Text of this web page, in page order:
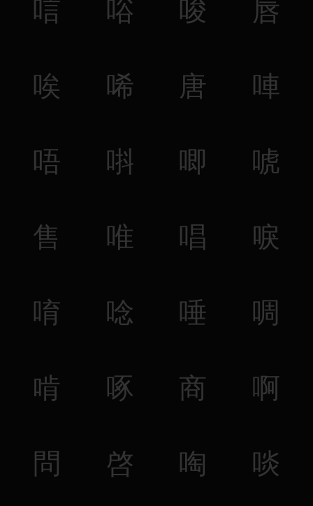
唁 唂 唆 唇
唉 唏 唐 唓
唔 唞 唧 唬
售 唯 唱 唳
唷 唸 唾 啁
啃 啄 商 啊
問 啓 啕 啖